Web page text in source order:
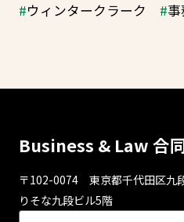
ウィンタークラーク
Business & Law 合
〒102-0074 東京都千代⽥区九
りそな九段ビル5階